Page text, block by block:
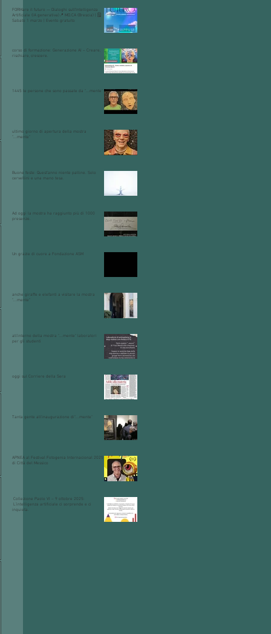
FORMare il futuro — Dialoghi sull’Intelligenza
Artificiale (IA generativa)📍 MO.CA (Brescia) | 🗓
Sabato 1 marzo | Evento gratuito
corso di formazione: Generazione AI – Creare,
rischiare, crescere.
1445 le persone che sono passate da "...mente"
ultimo giorno di apertura della mostra
"...mente"
Buone feste: Quest’anno niente palline. Solo
cervellini e una mano tesa.
Ad oggi la mostra ha raggiunto più di 1000
presenze.
Un grazie di cuore a Fondazione ASM
anche giraffe e elefanti a visitare la mostra
"...mente"
all'interno della mostra "...mente" laboratori
per gli studenti
oggi sul Corriere della Sera
Tanta gente all'inaugurazione di"...mente"
APNEA al Festival Fotogenia Internacional 2025
di Città del Messico
Collezione Paolo VI – 9 ottobre 2025:
L’intelligenza artificiale ci sorprende e ci
inquieta.